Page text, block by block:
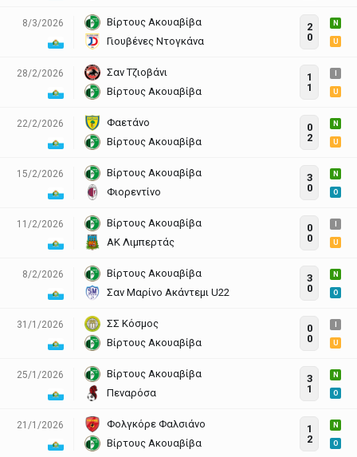
8/3/2026
Βίρτους Ακουαβίβα
Γιουβένες Ντογκάνα
2
0
N
U
28/2/2026
Σαν Τζιοβάνι
Βίρτους Ακουαβίβα
1
1
U
22/2/2026
Φαετάνο
Βίρτους Ακουαβίβα
0
2
N
U
15/2/2026
Βίρτους Ακουαβίβα
Φιορεντίνο
3
0
N
O
11/2/2026
Βίρτους Ακουαβίβα
ΑΚ Λιμπερτάς
0
0
U
8/2/2026
Βίρτους Ακουαβίβα
Σαν Μαρίνο Ακάντεμι U22
3
0
N
O
31/1/2026
ΣΣ Κόσμος
Βίρτους Ακουαβίβα
0
0
U
25/1/2026
Βίρτους Ακουαβίβα
Πεναρόσα
3
1
N
O
21/1/2026
Φολγκόρε Φαλσιάνο
Βίρτους Ακουαβίβα
1
2
N
O